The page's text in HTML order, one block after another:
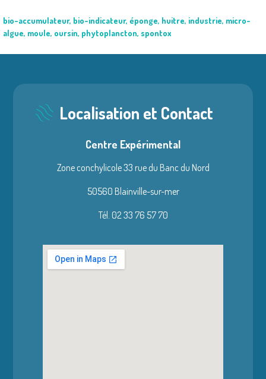
bio-accumulateur, bio-indicateur, éponge, huitre, industrie, micro-
algue, moule, oursin, phytoplancton, spontox
Localisation et Contact
Centre Expérimental
Zone conchylicole 33 rue du Banc du Nord
50560 Blainville-sur-mer
Tél. 02 33 76 57 70